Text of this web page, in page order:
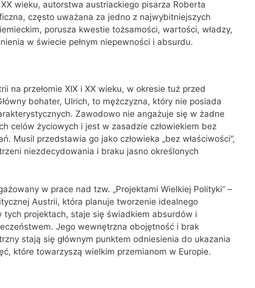
wieku, autorstwa austriackiego pisarza Roberta
często uważana za jedno z najwybitniejszych
porusza kwestie tożsamości, wartości, władzy,
w świecie pełnym niepewności i absurdu.
na przełomie XIX i XX wieku, w okresie tuż przed
bohater, Ulrich, to mężczyzna, który nie posiada
Zawodowo nie angażuje się w żadne
celów życiowych i jest w zasadzie człowiekiem bez
Musil przedstawia go jako człowieka „bez właściwości”,
niezdecydowania i braku jasno określonych
w prace nad tzw. „Projektami Wielkiej Polityki” –
Austrii, która planuje tworzenie idealnego
tych projektach, staje się świadkiem absurdów i
Jego wewnętrzna obojętność i brak
stają się głównym punktem odniesienia do ukazania
które towarzyszą wielkim przemianom w Europie.